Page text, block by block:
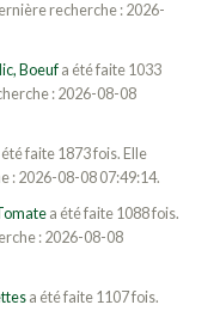
recherche : 2026-
Boeufa été faite 1033
: 2026-08-08
faite 1873 fois. Elle
: 2026-08-08 07:49:14.
a été faite 1088 fois.
: 2026-08-08
a été faite 1107 fois.